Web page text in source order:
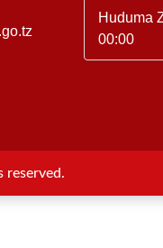
Huduma
00:00
reserved.